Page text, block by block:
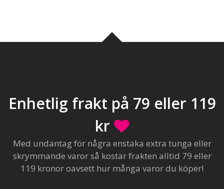
Enhetlig frakt på 79 eller 119
kr
Med undantag för några enstaka extra tunga eller
skrymmande varor så kostar frakten alltid 79 eller
119 kronor oavsett hur många varor du köper!